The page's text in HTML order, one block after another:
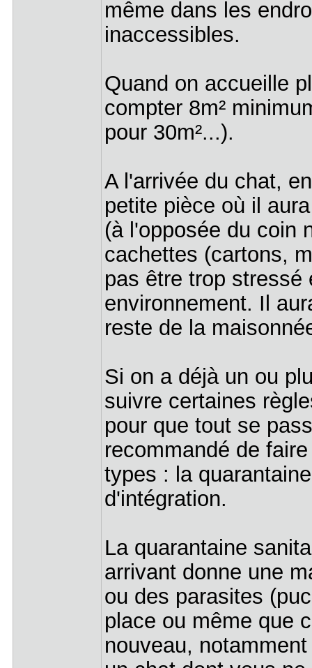
même dans les
inaccessibles.
Quand on accueille
compter 8m²
pour 30m²...).
A l'arrivée du chat,
petite pièce où il
(à l'opposée du coin
cachettes (cartons,
pas être trop stressé
environnement. Il
reste de la
Si on a déjà un ou
suivre certaines
pour que tout se
recommandé de
types : la
d'intégration.
La quarantaine
arrivant donne une
ou des parasites
place ou même que
nouveau,